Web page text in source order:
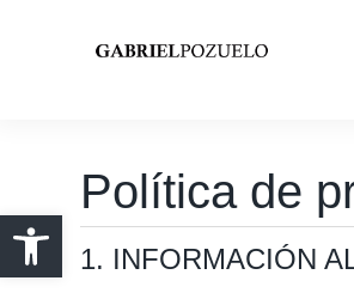
Política de
1. INFORMACIÓN